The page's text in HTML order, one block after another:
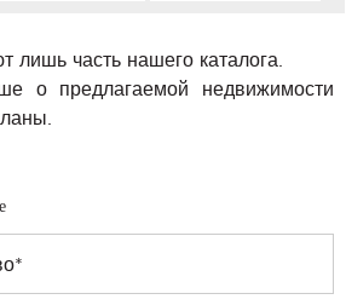
лишь часть нашего каталога.
о предлагаемой недвижимости